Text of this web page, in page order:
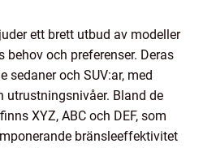
ett brett utbud av modeller
och preferenser. Deras
sedaner och SUV:ar, med
Bland de
XYZ, ABC och DEF, som
bränsleeffektivitet